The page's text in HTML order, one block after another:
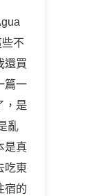
不
還買
篇一
，是
亂
是真
吃東
宿的